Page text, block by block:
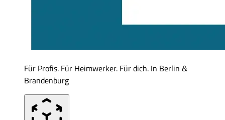
Für Profis. Für Heimwerker. Für dich. In Berlin &
Brandenburg